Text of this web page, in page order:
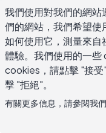
您应该在AI提
正确的工具取决于您
准可以区分有用的ai
泽但仍需完全重写的
上下文容量是第一个
产生通用内容。提案
我們使用對我們的網
們的網站，我們希望
如何使用它，測量來自
體驗。我們使用的一
cookies，請點擊 "接
擊 "拒絕"。
有關更多信息，請參閱我